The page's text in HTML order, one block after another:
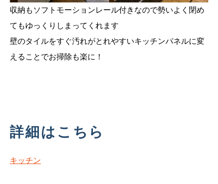
収納もソフトモーションレール付きなので勢いよく閉め
てもゆっくりしまってくれます
壁のタイルをすぐ汚れがとれやすいキッチンパネルに変
えることでお掃除も楽に！
詳細はこちら
キッチン